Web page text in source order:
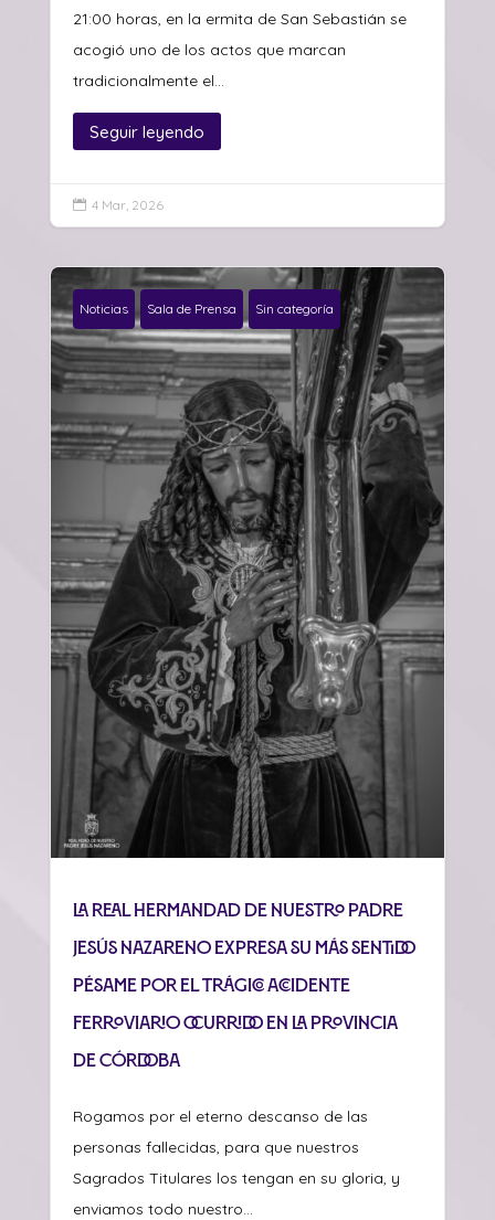
21:00 horas, en la ermita de San Sebastián se
acogió uno de los actos que marcan
tradicionalmente el...
Seguir leyendo
 4 Mar, 2026
Noticias Sala de Prensa Sin categoría
La Real Hermandad de Nuestro Padre
Jesús Nazareno expresa su más sentido
pésame por el trágico accidente
ferroviario ocurrido en la provincia
de Córdoba
Rogamos por el eterno descanso de las
personas fallecidas, para que nuestros
Sagrados Titulares los tengan en su gloria, y
enviamos todo nuestro...